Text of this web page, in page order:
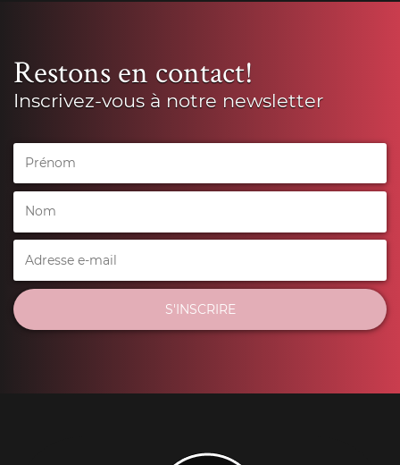
Restons en contact!
Inscrivez-vous à notre newsletter
S'INSCRIRE